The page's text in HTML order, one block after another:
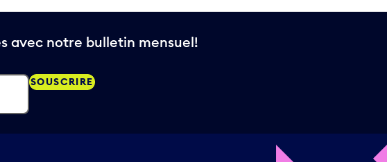
avec notre bulletin mensuel!
SOUSCRIRE